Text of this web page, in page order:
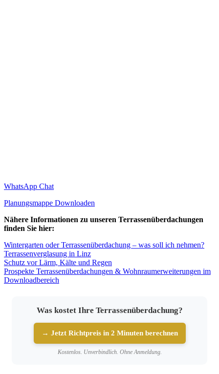
WhatsApp Chat
Planungsmappe Downloaden
Nähere Informationen zu unseren Terrassenüberdachungen
finden Sie hier:
Wintergarten oder Terrassenüberdachung – was soll ich nehmen?
Terrassenverglasung in Linz
Schutz vor Lärm, Kälte und Regen
Prospekte Terrassenüberdachungen & Wohnraumerweiterungen im
Downloadbereich
Was kostet Ihre Terrassenüberdachung?
→ Jetzt Richtpreis in 2 Minuten berechnen
Kostenlos. Unverbindlich. Ohne Anmeldung.